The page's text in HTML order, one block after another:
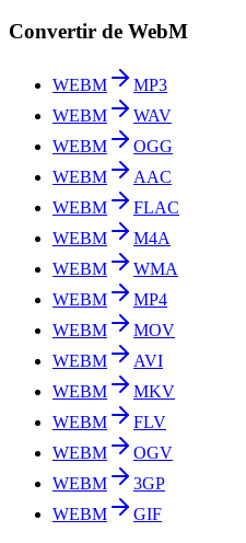
Convertir de WebM
WEBM
MP3
WEBM
WAV
WEBM
OGG
WEBM
AAC
WEBM
FLAC
WEBM
M4A
WEBM
WMA
WEBM
MP4
WEBM
MOV
WEBM
AVI
WEBM
MKV
WEBM
FLV
WEBM
OGV
WEBM
3GP
WEBM
GIF